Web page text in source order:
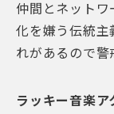
仲間とネットワ
化を嫌う伝統主
れがあるので警
ラッキー音楽ア